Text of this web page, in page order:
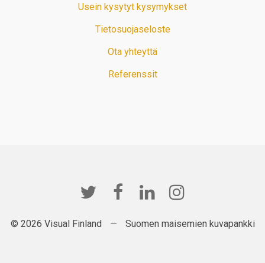
Usein kysytyt kysymykset
Tietosuojaseloste
Ota yhteyttä
Referenssit
© 2026 Visual Finland — Suomen maisemien kuvapankki